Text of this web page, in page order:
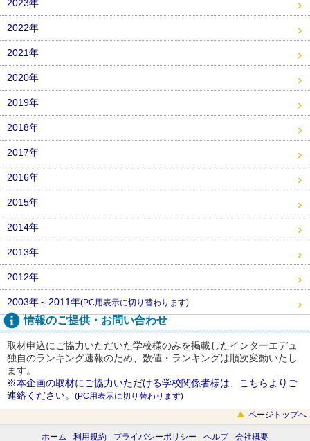
2023年
2022年
2021年
2020年
2019年
2018年
2017年
2016年
2015年
2014年
2013年
2012年
2003年～2011年(PC用表示に切り替わります)
情報のご提供・お問い合わせ
取材申込にご協力いただいた学校様のみを掲載したインターエデュ
独自のランキング速報のため、数値・ランキングは順次変動いたし
ます。
※本企画の取材にご協力いただける学校関係者様は、こちらよりご
連絡ください。 (PC用表示に切り替わります)
ページトップへ
ホーム 利用規約 プライバシーポリシー ヘルプ 会社概要